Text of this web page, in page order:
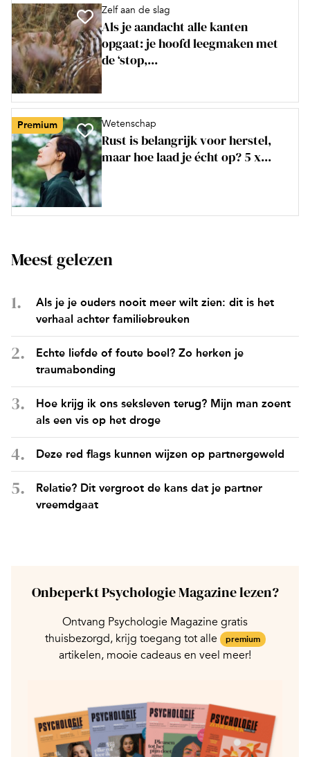
Zelf aan de slag
Als je aandacht alle kanten
opgaat: je hoofd leegmaken met
de ‘stop,...
Premium Wetenschap
Rust is belangrijk voor herstel,
maar hoe laad je écht op? 5 x...
Meest gelezen
Als je je ouders nooit meer wilt zien: dit is het
verhaal achter familiebreuken
Echte liefde of foute boel? Zo herken je
traumabonding
Hoe krijg ik ons seksleven terug? Mijn man zoent
als een vis op het droge
Deze red flags kunnen wijzen op partnergeweld
Relatie? Dit vergroot de kans dat je partner
vreemdgaat
Onbeperkt Psychologie Magazine lezen?
Ontvang Psychologie Magazine gratis
thuisbezorgd, krijg toegang tot alle
premium
artikelen, mooie cadeaus en veel meer!